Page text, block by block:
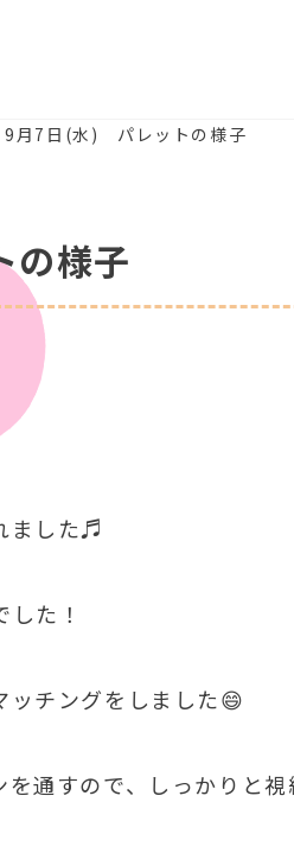
9月7日(水) パレットの様子
様子
ました♬
た！
チングをしました😄
通すので、しっかりと